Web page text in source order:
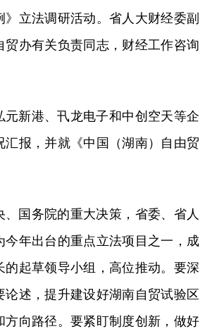
立法调研活动。省人大财经委副
办有关负责同志，财经工作咨询
新港、卂龙电子和中创空天等企
报，并就《中国（湖南）自由贸
国务院的重大决策，省委、省人
年出台的重点立法项目之一，成
起草领导小组，高位推动。要深
述，提升建设好湖南自贸试验区
向路径。要紧盯制度创新，做好